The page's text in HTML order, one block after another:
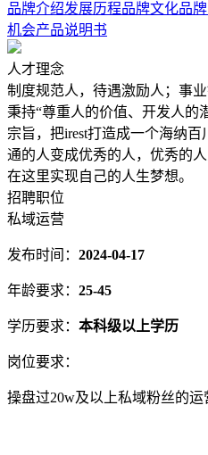
品牌介绍发展历程品牌文化品
机会产品说明书
人才理念
制度规范人，待遇激励人；事
秉持“尊重人的价值、开发人的
宗旨，把irest打造成一个海纳
通的人变成优秀的人，优秀的
在这里实现自己的人生梦想。
招聘职位
私域运营
发布时间： 2024-04-17
年龄要求： 25-45
学历要求： 本科级以上学历
岗位要求：
操盘过20w及以上私域粉丝的运